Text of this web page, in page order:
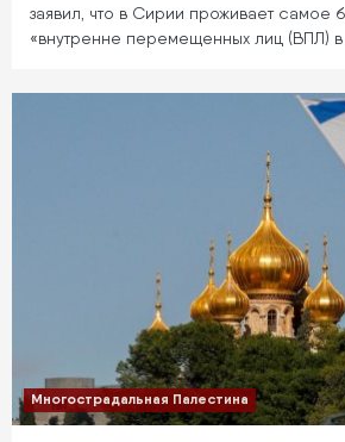
заявил, что в Сирии проживает самое
«внутренне перемещенных лиц (ВПЛ)
Многострадальная Палестина